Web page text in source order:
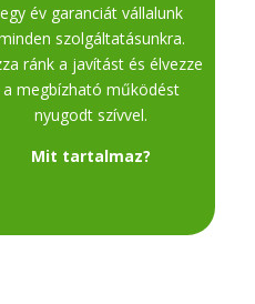
egy év garanciát vállalunk
szolgáltatásunkra.
ránk a javítást és élvezze
a megbízható működést
nyugodt szívvel.
Mit tartalmaz?